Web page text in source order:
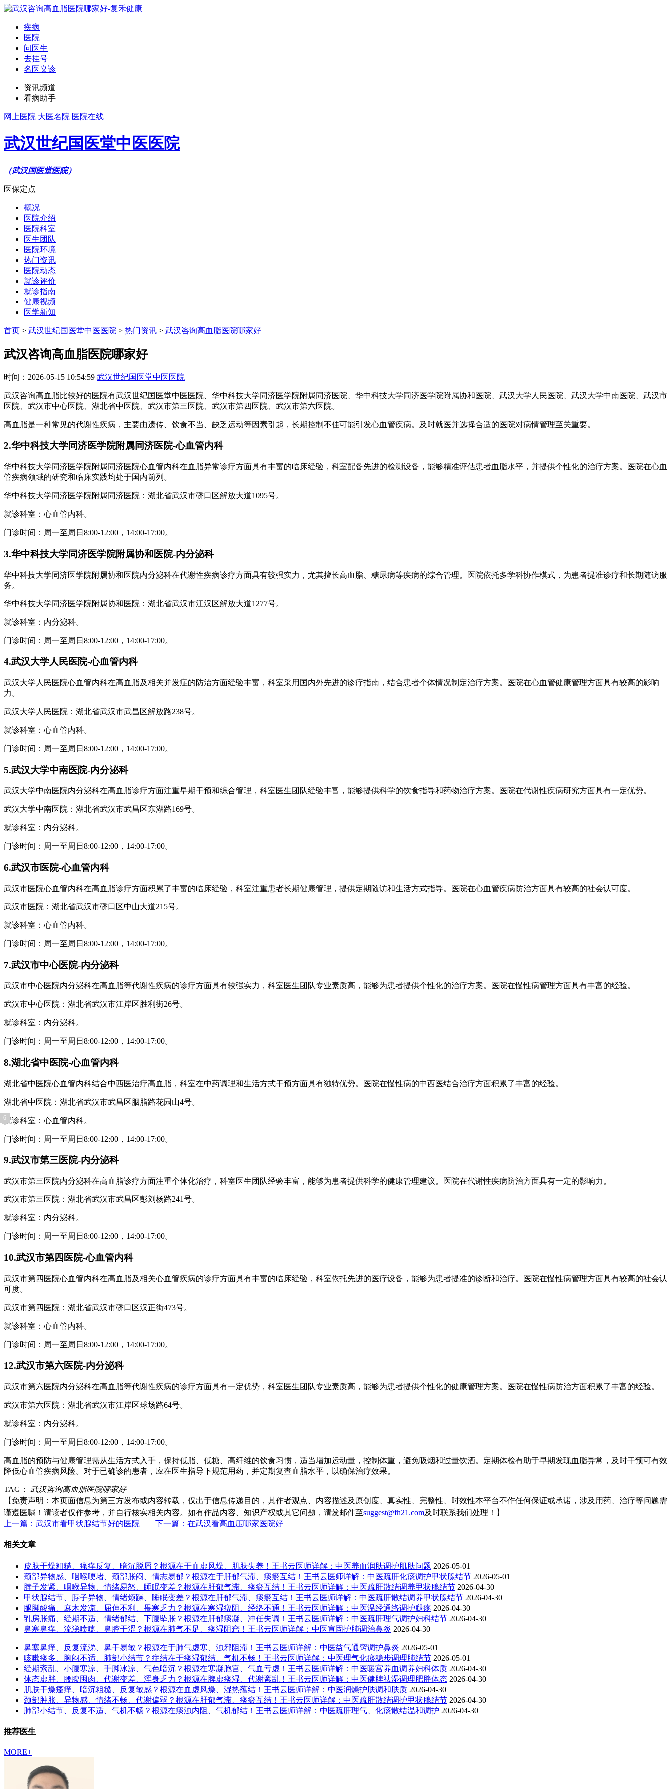
疾病
医院
问医生
去挂号
名医义诊
资讯频道
看病助手
网上医院 大医名院 医院在线
武汉世纪国医堂中医医院
（武汉国医堂医院）
医保定点
概况
医院介绍
医院科室
医生团队
医院环境
热门资讯
医院动态
就诊评价
就诊指南
健康视频
医学新知
首页 > 武汉世纪国医堂中医医院 > 热门资讯 > 武汉咨询高血脂医院哪家好
武汉咨询高血脂医院哪家好
时间：2026-05-15 10:54:59 武汉世纪国医堂中医医院
武汉咨询高血脂比较好的医院有武汉世纪国医堂中医医院、华中科技大学同济医学院附属同济医院、华中科技大学同济医学院附属协和医院、武汉大学人民医院、武汉大学中南医院、武汉市
医院、武汉市中心医院、湖北省中医院、武汉市第三医院、武汉市第四医院、武汉市第六医院。
高血脂是一种常见的代谢性疾病，主要由遗传、饮食不当、缺乏运动等因素引起，长期控制不佳可能引发心血管疾病。及时就医并选择合适的医院对病情管理至关重要。
2.华中科技大学同济医学院附属同济医院-心血管内科
华中科技大学同济医学院附属同济医院心血管内科在血脂异常诊疗方面具有丰富的临床经验，科室配备先进的检测设备，能够精准评估患者血脂水平，并提供个性化的治疗方案。医院在心血
管疾病领域的研究和临床实践均处于国内前列。
华中科技大学同济医学院附属同济医院：湖北省武汉市硚口区解放大道1095号。
就诊科室：心血管内科。
门诊时间：周一至周日8:00-12:00，14:00-17:00。
3.华中科技大学同济医学院附属协和医院-内分泌科
华中科技大学同济医学院附属协和医院内分泌科在代谢性疾病诊疗方面具有较强实力，尤其擅长高血脂、糖尿病等疾病的综合管理。医院依托多学科协作模式，为患者提准诊疗和长期随访服
务。
华中科技大学同济医学院附属协和医院：湖北省武汉市江汉区解放大道1277号。
就诊科室：内分泌科。
门诊时间：周一至周日8:00-12:00，14:00-17:00。
4.武汉大学人民医院-心血管内科
武汉大学人民医院心血管内科在高血脂及相关并发症的防治方面经验丰富，科室采用国内外先进的诊疗指南，结合患者个体情况制定治疗方案。医院在心血管健康管理方面具有较高的影响
力。
武汉大学人民医院：湖北省武汉市武昌区解放路238号。
就诊科室：心血管内科。
门诊时间：周一至周日8:00-12:00，14:00-17:00。
5.武汉大学中南医院-内分泌科
武汉大学中南医院内分泌科在高血脂诊疗方面注重早期干预和综合管理，科室医生团队经验丰富，能够提供科学的饮食指导和药物治疗方案。医院在代谢性疾病研究方面具有一定优势。
武汉大学中南医院：湖北省武汉市武昌区东湖路169号。
就诊科室：内分泌科。
门诊时间：周一至周日8:00-12:00，14:00-17:00。
6.武汉市医院-心血管内科
武汉市医院心血管内科在高血脂诊疗方面积累了丰富的临床经验，科室注重患者长期健康管理，提供定期随访和生活方式指导。医院在心血管疾病防治方面具有较高的社会认可度。
武汉市医院：湖北省武汉市硚口区中山大道215号。
就诊科室：心血管内科。
门诊时间：周一至周日8:00-12:00，14:00-17:00。
7.武汉市中心医院-内分泌科
武汉市中心医院内分泌科在高血脂等代谢性疾病的诊疗方面具有较强实力，科室医生团队专业素质高，能够为患者提供个性化的治疗方案。医院在慢性病管理方面具有丰富的经验。
武汉市中心医院：湖北省武汉市江岸区胜利街26号。
就诊科室：内分泌科。
门诊时间：周一至周日8:00-12:00，14:00-17:00。
8.湖北省中医院-心血管内科
湖北省中医院心血管内科结合中西医治疗高血脂，科室在中药调理和生活方式干预方面具有独特优势。医院在慢性病的中西医结合治疗方面积累了丰富的经验。
湖北省中医院：湖北省武汉市武昌区胭脂路花园山4号。
就诊科室：心血管内科。
门诊时间：周一至周日8:00-12:00，14:00-17:00。
9.武汉市第三医院-内分泌科
武汉市第三医院内分泌科在高血脂诊疗方面注重个体化治疗，科室医生团队经验丰富，能够为患者提供科学的健康管理建议。医院在代谢性疾病防治方面具有一定的影响力。
武汉市第三医院：湖北省武汉市武昌区彭刘杨路241号。
就诊科室：内分泌科。
门诊时间：周一至周日8:00-12:00，14:00-17:00。
10.武汉市第四医院-心血管内科
武汉市第四医院心血管内科在高血脂及相关心血管疾病的诊疗方面具有丰富的临床经验，科室依托先进的医疗设备，能够为患者提准的诊断和治疗。医院在慢性病管理方面具有较高的社会认
可度。
武汉市第四医院：湖北省武汉市硚口区汉正街473号。
就诊科室：心血管内科。
门诊时间：周一至周日8:00-12:00，14:00-17:00。
12.武汉市第六医院-内分泌科
武汉市第六医院内分泌科在高血脂等代谢性疾病的诊疗方面具有一定优势，科室医生团队专业素质高，能够为患者提供个性化的健康管理方案。医院在慢性病防治方面积累了丰富的经验。
武汉市第六医院：湖北省武汉市江岸区球场路64号。
就诊科室：内分泌科。
门诊时间：周一至周日8:00-12:00，14:00-17:00。
高血脂的预防与健康管理需从生活方式入手，保持低脂、低糖、高纤维的饮食习惯，适当增加运动量，控制体重，避免吸烟和过量饮酒。定期体检有助于早期发现血脂异常，及时干预可有效
降低心血管疾病风险。对于已确诊的患者，应在医生指导下规范用药，并定期复查血脂水平，以确保治疗效果。
TAG：
武汉咨询高血脂医院哪家好
【免责声明：本页面信息为第三方发布或内容转载，仅出于信息传递目的，其作者观点、内容描述及原创度、真实性、完整性、时效性本平台不作任何保证或承诺，涉及用药、治疗等问题需
谨遵医嘱！请读者仅作参考，并自行核实相关内容。如有作品内容、知识产权或其它问题，请发邮件至suggest@fh21.com及时联系我们处理！】
上一篇：武汉市看甲状腺结节好的医院
下一篇：在武汉看高血压哪家医院好
相关文章
皮肤干燥粗糙、瘙痒反复、暗沉脱屑？根源在于血虚风燥、肌肤失养！王书云医师详解：中医养血润肤调护肌肤问题 2026-05-01
颈部异物感、咽喉哽堵、颈部胀闷、情志易郁？根源在于肝郁气滞、痰瘀互结！王书云医师详解：中医疏肝化痰调护甲状腺结节 2026-05-01
脖子发紧、咽喉异物、情绪易怒、睡眠变差？根源在肝郁气滞、痰瘀互结！王书云医师详解：中医疏肝散结调养甲状腺结节 2026-04-30
甲状腺结节、脖子异物、情绪烦躁、睡眠变差？根源在肝郁气滞、痰瘀互结！王书云医师详解：中医疏肝散结调养甲状腺结节 2026-04-30
腿脚酸痛、麻木发凉、屈伸不利、畏寒乏力？根源在寒湿痹阻、经络不通！王书云医师详解：中医温经通络调护腿疼 2026-04-30
乳房胀痛、经期不适、情绪郁结、下腹坠胀？根源在肝郁痰凝、冲任失调！王书云医师详解：中医疏肝理气调护妇科结节 2026-04-30
鼻塞鼻痒、流涕喷嚏、鼻腔干涩？根源在肺气不足、痰湿阻窍！王书云医师详解：中医宣固护肺调治鼻炎 2026-04-30
鼻塞鼻痒、反复流涕、鼻干易敏？根源在于肺气虚寒、浊邪阻滞！王书云医师详解：中医益气通窍调护鼻炎 2026-05-01
咳嗽痰多、胸闷不适、肺部小结节？症结在于痰湿郁结、气机不畅！王书云医师详解：中医理气化痰稳步调理肺结节 2026-05-01
经期紊乱、小腹寒凉、手脚冰凉、气色暗沉？根源在寒凝胞宫、气血亏虚！王书云医师详解：中医暖宫养血调养妇科体质 2026-04-30
体态虚胖、腰腹囤肉、代谢变差、浑身乏力？根源在脾虚痰湿、代谢紊乱！王书云医师详解：中医健脾祛湿调理肥胖体态 2026-04-30
肌肤干燥瘙痒、暗沉粗糙、反复敏感？根源在血虚风燥、湿热蕴结！王书云医师详解：中医润燥护肤调和肤质 2026-04-30
颈部肿胀、异物感、情绪不畅、代谢偏弱？根源在肝郁气滞、痰瘀互结！王书云医师详解：中医疏肝散结调护甲状腺结节 2026-04-30
肺部小结节、反复不适、气机不畅？根源在痰浊内阻、气机郁结！王书云医师详解：中医疏肝理气、化痰散结温和调护 2026-04-30
推荐医生
MORE+
1
2
3
4
5
6